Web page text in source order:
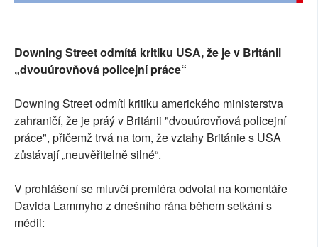
Downing Street odmítá kritiku USA, že je v Británii
„dvouúrovňová policejní práce“
Downing Street odmítl kritiku amerického ministerstva
zahraničí, že je práý v Británii "dvouúrovňová policejní
práce", přičemž trvá na tom, že vztahy Británie s USA
zůstávají „neuvěřitelně silné“.
V prohlášení se mluvčí premiéra odvolal na komentáře
Davida Lammyho z dnešního rána během setkání s
médii: